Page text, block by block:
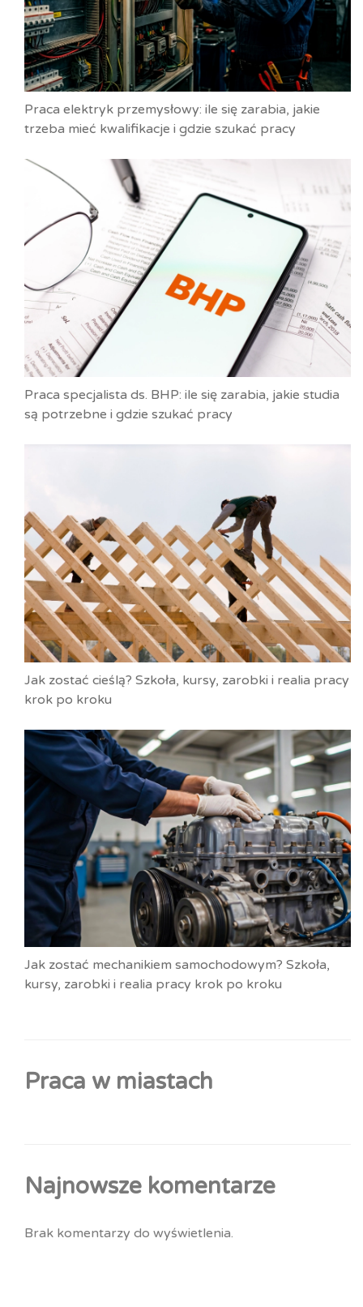
Praca elektryk przemysłowy: ile się zarabia, jakie
trzeba mieć kwalifikacje i gdzie szukać pracy
Praca specjalista ds. BHP: ile się zarabia, jakie studia
są potrzebne i gdzie szukać pracy
Jak zostać cieślą? Szkoła, kursy, zarobki i realia pracy
krok po kroku
Jak zostać mechanikiem samochodowym? Szkoła,
kursy, zarobki i realia pracy krok po kroku
Praca w miastach
Najnowsze komentarze
Brak komentarzy do wyświetlenia.